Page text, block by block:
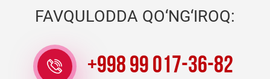
FAVQULODDA QO‘NG‘IROQ:
+998 99 017-36-82